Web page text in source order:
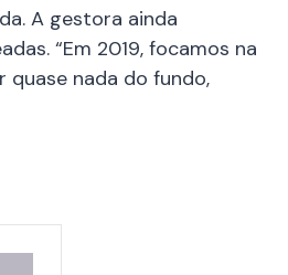
A gestora ainda
“Em 2019, focamos na
quase nada do fundo,